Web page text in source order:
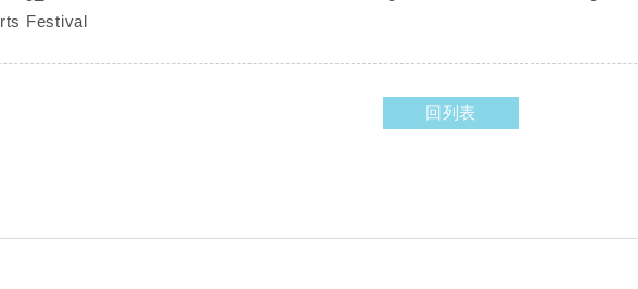
Festival
回列表